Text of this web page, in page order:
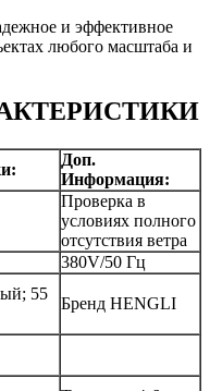
и эффективное
любого масштаба и
Доп.
Информация:
Проверка в
условиях полного
отсутствия ветра
380V/50 Гц
55
Бренд HENGLI